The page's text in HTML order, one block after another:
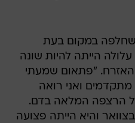
במקום בעת
"פתאום שמעתי
מתקדמים ואני רואה
הרצפה המלאה בדם.
והיא הייתה פצועה
האזרח לא היה יורה
חמור. צריך להודות